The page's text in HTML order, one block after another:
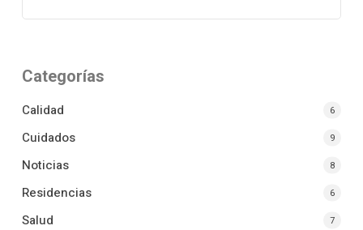
Categorías
Calidad 6
Cuidados 9
Noticias 8
Residencias 6
Salud 7